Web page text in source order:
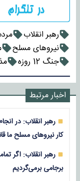
رهبر انقلاب
نیروهای مسلح
جنگ 12 روزه
اخبار مرتبط
رهبر انقلاب: در
کار نیروهای مسلح ما
رهبر انقلاب: اگر
برجامی برمی‌گردیم